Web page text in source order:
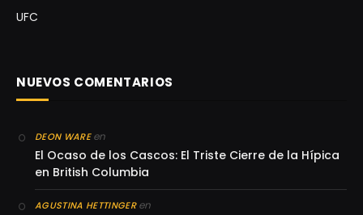
UFC
NUEVOS COMENTARIOS
DEON WAREen
El Ocaso de los Cascos: El Triste Cierre de la Hípica
en British Columbia
AGUSTINA HETTINGERen